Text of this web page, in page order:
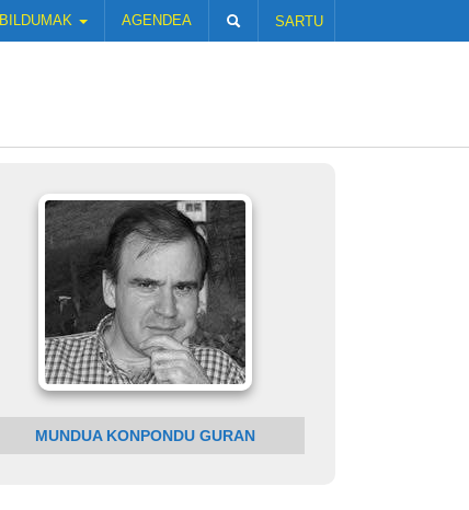
BILDUMAK AGENDEA SARTU
MUNDUA KONPONDU GURAN